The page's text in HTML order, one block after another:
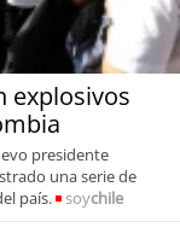
explosivos
presidente
una serie de
país.
soychile